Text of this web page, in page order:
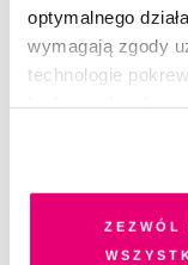
optymalnego
wymagają zgody
technologie
dobrowolną
pokrewne,
na Twoim
przetwarzanie
Zezwól
ŻART
Zalety